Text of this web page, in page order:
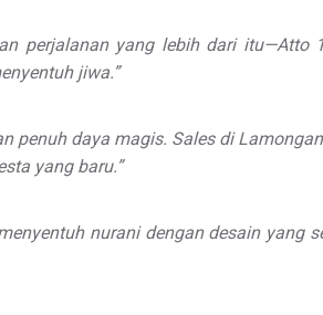
perjalanan yang lebih dari
jiwa.”
penuh daya magis. Sales di
yang baru.”
nurani dengan desain yang